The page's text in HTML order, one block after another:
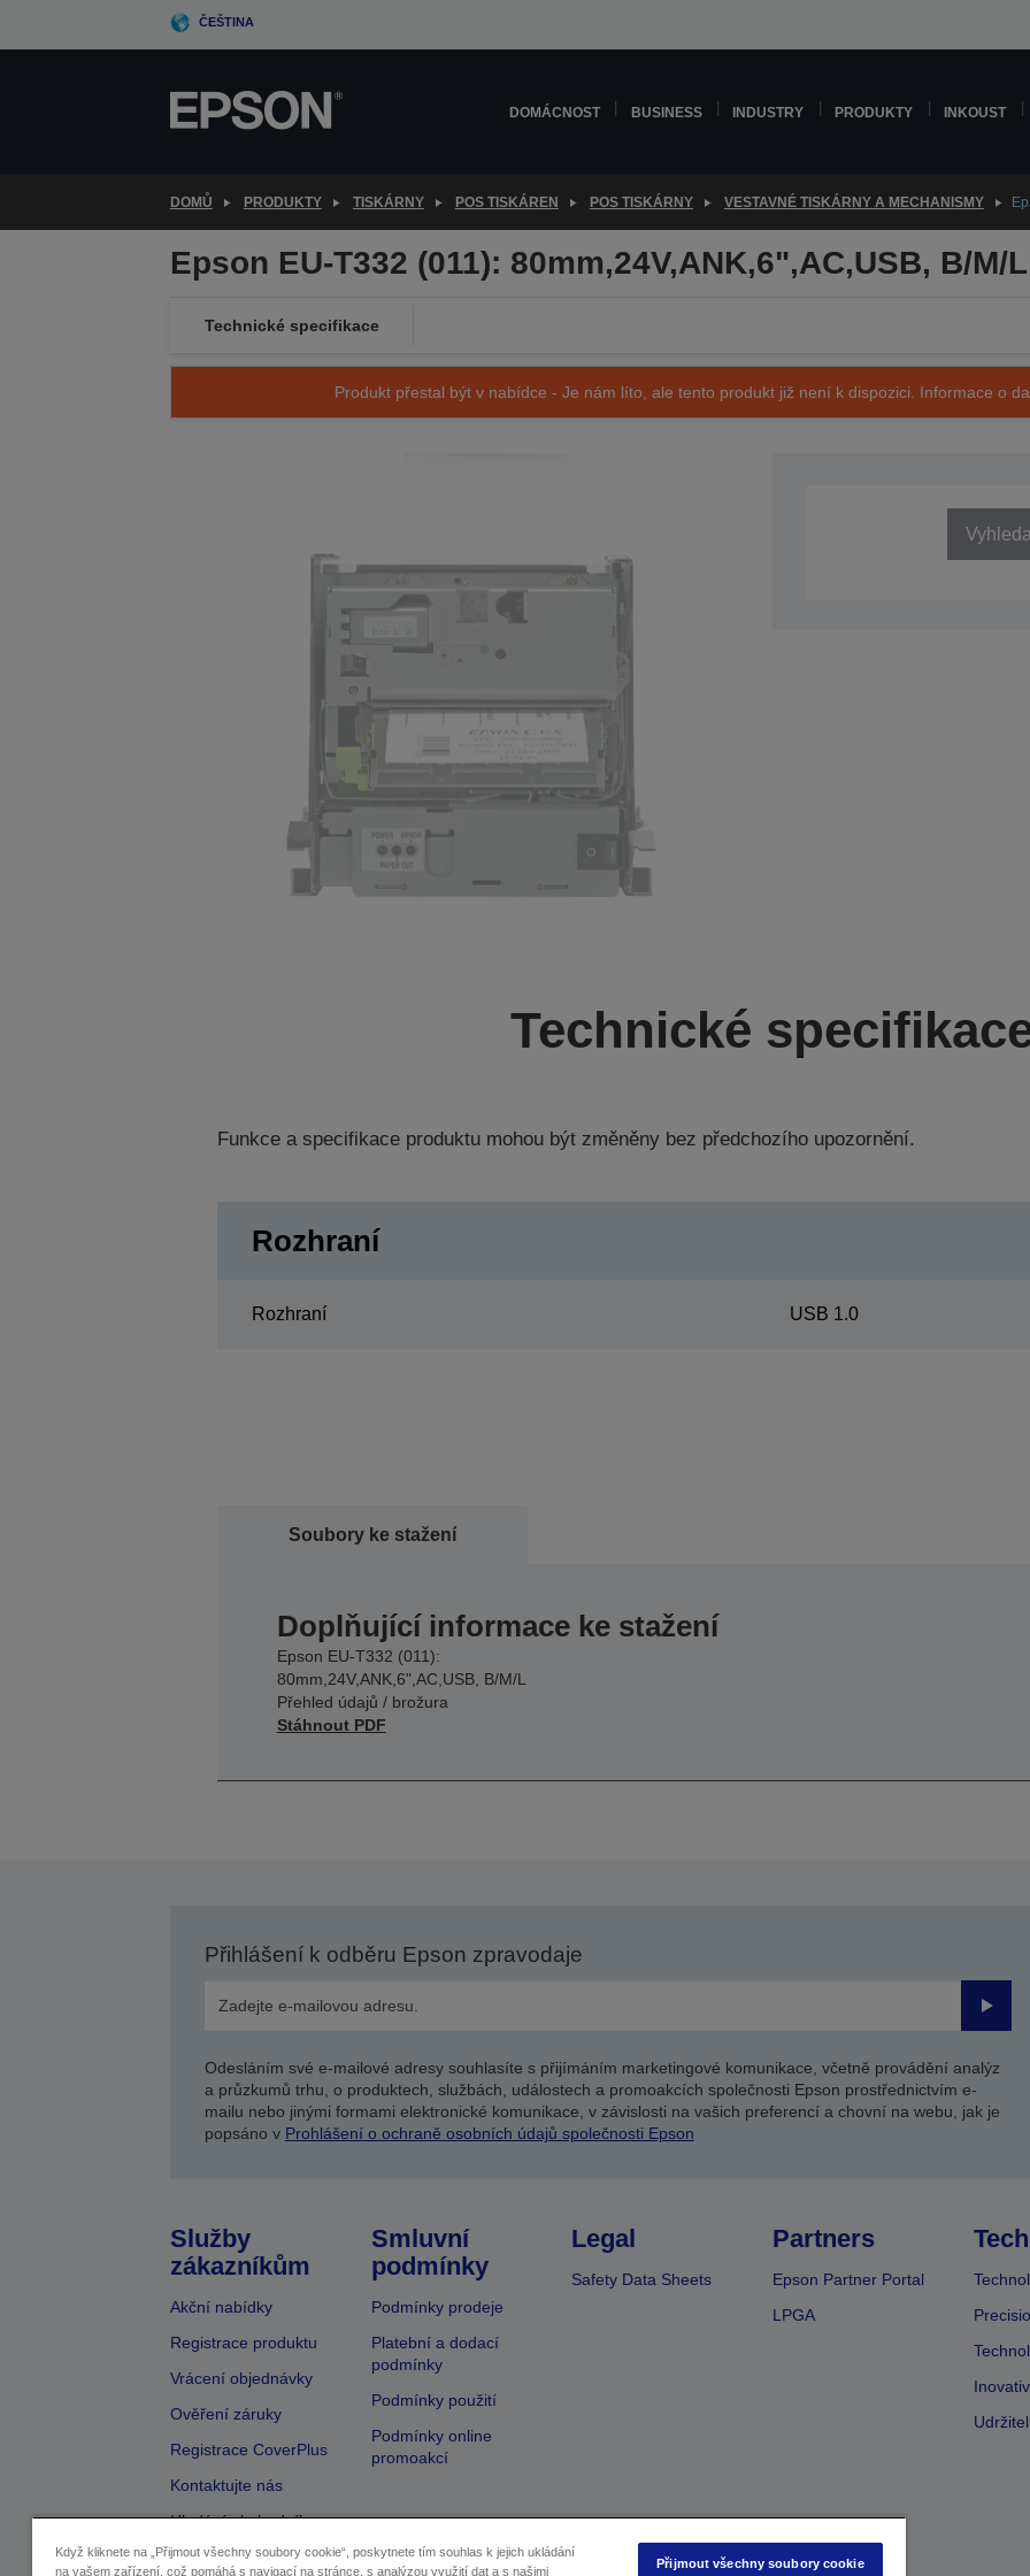
ČEŠTINA
DOMÁCNOST BUSINESS INDUSTRY PRODUKTY INKOUST
DOMŮ PRODUKTY TISKÁRNY POS TISKÁREN POS TISKÁRNY VESTAVNÉ TISKÁRNY A MECHANISMY
Epson EU-T332 (011): 80mm,24V,ANK,6",AC,USB, B/M/L
Technické specifikace
Produkt přestal být v nabídce - Je nám líto, ale tento produkt již není k dispozici. Informace o
Technické
Funkce a specifikace produktu mohou být změněny bez předchozího upozornění.
Rozhraní
Rozhraní USB 1.0
Soubory ke stažení
Doplňující informace ke stažení
Epson EU-T332 (011):
80mm,24V,ANK,6",AC,USB, B/M/L
Přehled údajů / brožura
Stáhnout PDF
Přihlášení k odběru Epson zpravodaje
Odeslat
Odesláním své e-mailové adresy souhlasíte s přijímáním marketingové komunikace, včetně provádění analýz
a průzkumů trhu, o produktech, službách, událostech a promoakcích společnosti Epson prostřednictvím e-
mailu nebo jinými formami elektronické komunikace, v závislosti na vašich preferencí a chovní na webu, jak je
popsáno v Prohlášení o ochraně osobních údajů společnosti Epson
Služby
zákazníkům
Akční nabídky
Registrace produktu
Vrácení objednávky
Ověření záruky
Registrace CoverPlus
Kontaktujte nás
Hledání obchodníka
Smluvní
podmínky
Podmínky prodeje
Platební a dodací
podmínky
Podmínky použití
Podmínky online
promoakcí
Legal
Safety Data Sheets
Partners
Epson Partner Portal
LPGA
Když kliknete na „Přijmout všechny soubory cookie“, poskytnete tím souhlas k jejich ukládání
na vašem zařízení, což pomáhá s navigací na stránce, s analýzou využití dat a s našimi
Přijmout všechny soubory cookie